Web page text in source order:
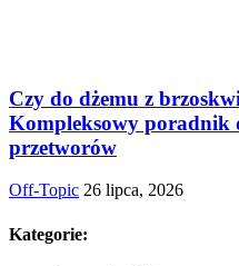
Czy do dżemu z
Kompleksowy poradnik
przetworów
Off-Topic 26 lipca, 2026
Kategorie: